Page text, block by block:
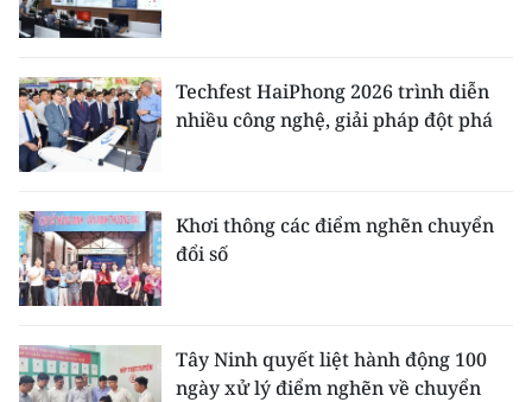
Techfest HaiPhong 2026 trình diễn
nhiều công nghệ, giải pháp đột phá
Khơi thông các điểm nghẽn chuyển
đổi số
Tây Ninh quyết liệt hành động 100
ngày xử lý điểm nghẽn về chuyển